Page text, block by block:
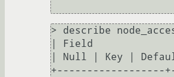
> describe
| Field
| Null | Key |
+------------------